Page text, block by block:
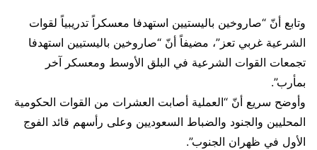
وتابع أنّ “صاروخين باليستيين استهدفا معسكراً تدريبياً لقوات
الشرعية غربي تعز”، مضيفاً أنّ “صاروخين باليستيين استهدفا
تجمعات القوات الشرعية في البلق الأوسط ومعسكر آخر
بمأرب”.
وأوضح سريع أنّ “العملية أصابت العشرات من القوات الحكومية
المحليين والجنود والضباط السعوديين وعلى رأسهم قائد الفوج
الأول في ظهران الجنوب”.